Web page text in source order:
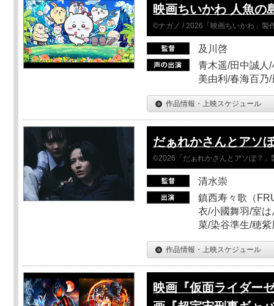
映画ちいかわ 人魚の
©ナガノ / 2026「映画ちいかわ」製
及川啓
青木遥/田中誠人
美由利/春海百乃
作品情報・上映スケジュール
だぁれかさんとアソ
©2026「だぁれかさんとアソぼ？」
清水崇
鎮西寿々歌（
衣/小國舞羽/室
菜/染谷準生/穂
作品情報・上映スケジュール
映画『仮面ライダー